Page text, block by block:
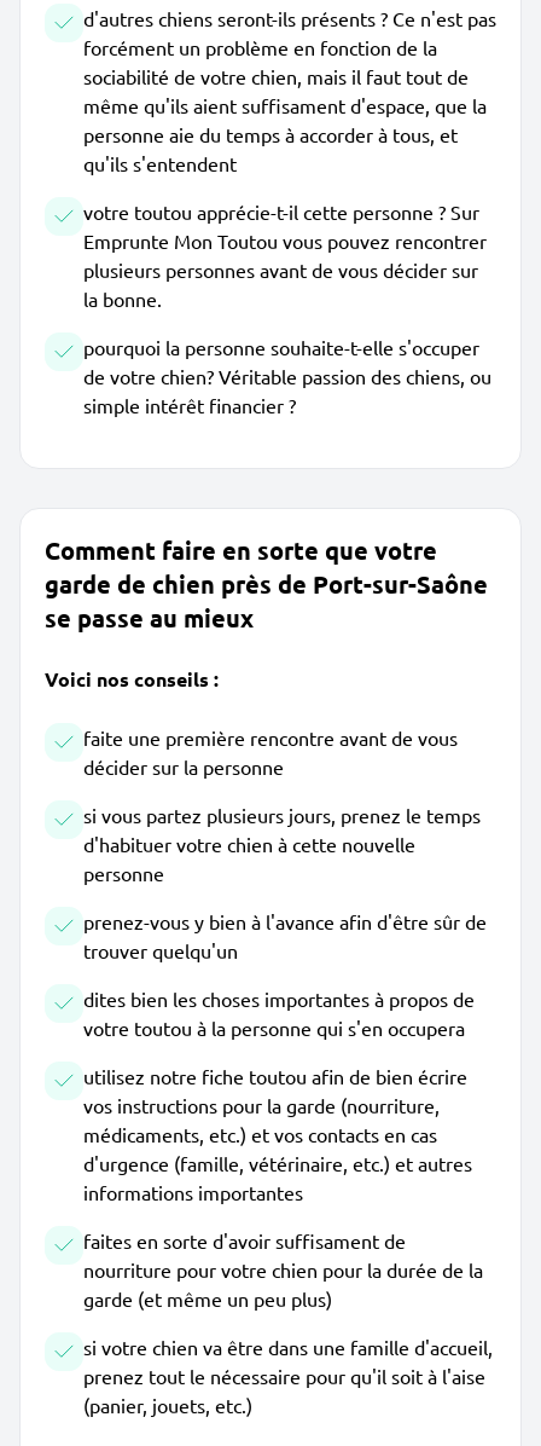
d'autres chiens seront-ils présents ? Ce n'est pas
forcément un problème en fonction de la
sociabilité de votre chien, mais il faut tout de
même qu'ils aient suffisament d'espace, que la
personne aie du temps à accorder à tous, et
qu'ils s'entendent
votre toutou apprécie-t-il cette personne ? Sur
Emprunte Mon Toutou vous pouvez rencontrer
plusieurs personnes avant de vous décider sur
la bonne.
pourquoi la personne souhaite-t-elle s'occuper
de votre chien? Véritable passion des chiens, ou
simple intérêt financier ?
Comment faire en sorte que votre
garde de chien près de Port-sur-Saône
se passe au mieux
Voici nos conseils :
faite une première rencontre avant de vous
décider sur la personne
si vous partez plusieurs jours, prenez le temps
d'habituer votre chien à cette nouvelle
personne
prenez-vous y bien à l'avance afin d'être sûr de
trouver quelqu'un
dites bien les choses importantes à propos de
votre toutou à la personne qui s'en occupera
utilisez notre fiche toutou afin de bien écrire
vos instructions pour la garde (nourriture,
médicaments, etc.) et vos contacts en cas
d'urgence (famille, vétérinaire, etc.) et autres
informations importantes
faites en sorte d'avoir suffisament de
nourriture pour votre chien pour la durée de la
garde (et même un peu plus)
si votre chien va être dans une famille d'accueil,
prenez tout le nécessaire pour qu'il soit à l'aise
(panier, jouets, etc.)